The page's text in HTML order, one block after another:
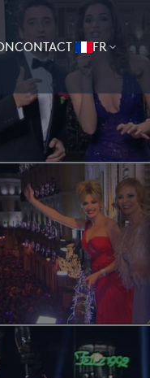
CONTACT FR